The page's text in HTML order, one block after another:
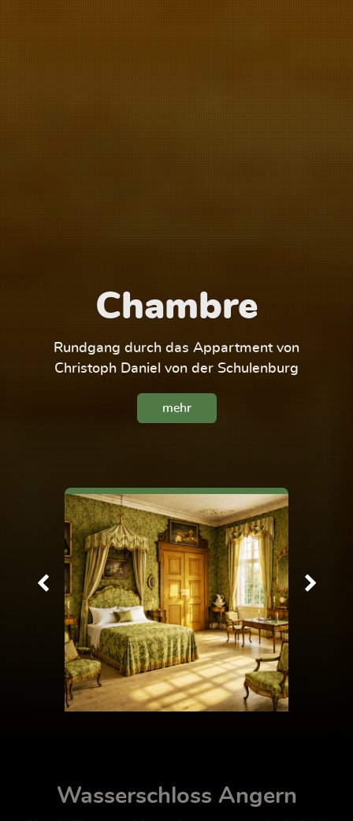
Chambre
Rundgang durch das Appartment von
Christoph Daniel von der Schulenburg
mehr
Wasserschloss Angern